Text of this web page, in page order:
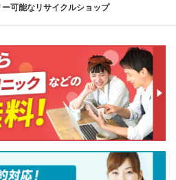
可能なリサイクルショップ